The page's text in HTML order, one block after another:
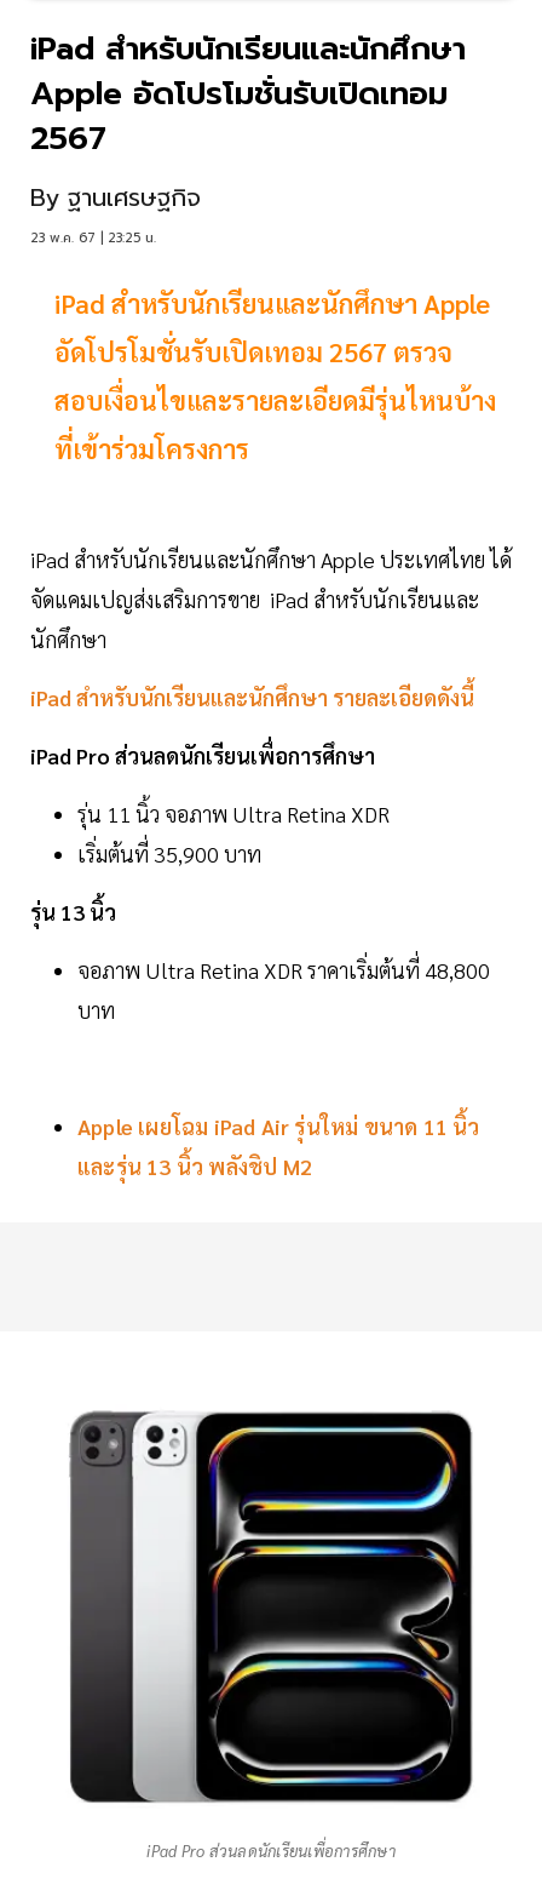
iPad สำหรับนักเรียนและนักศึกษา
Apple อัดโปรโมชั่นรับเปิดเทอม
2567
By ฐานเศรษฐกิจ
23 พ.ค. 67 | 23:25 น.
iPad สำหรับนักเรียนและนักศึกษา Apple
อัดโปรโมชั่นรับเปิดเทอม 2567 ตรวจ
สอบเงื่อนไขและรายละเอียดมีรุ่นไหนบ้าง
ที่เข้าร่วมโครงการ
iPad สำหรับนักเรียนและนักศึกษา Apple ประเทศไทย ได้
จัดแคมเปญส่งเสริมการขาย iPad สำหรับนักเรียนและ
นักศึกษา
iPad สำหรับนักเรียนและนักศึกษา รายละเอียดดังนี้
iPad Pro ส่วนลดนักเรียนเพื่อการศึกษา
รุ่น 11 นิ้ว จอภาพ Ultra Retina XDR
เริ่มต้นที่ 35,900 บาท
รุ่น 13 นิ้ว
จอภาพ Ultra Retina XDR ราคาเริ่มต้นที่ 48,800
บาท
Apple เผยโฉม iPad Air รุ่นใหม่ ขนาด 11 นิ้ว
และรุ่น 13 นิ้ว พลังชิป M2
iPad Pro ส่วนลดนักเรียนเพื่อการศึกษา